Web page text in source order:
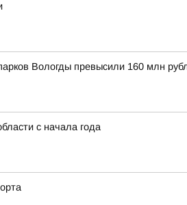
Вологды превысили 160 млн
с начала года